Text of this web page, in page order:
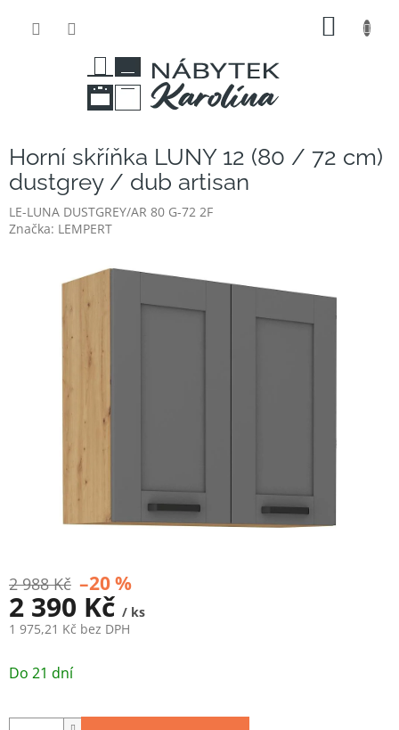
Horní skříňka LUNY 12 (80 / 72 cm)
dustgrey / dub artisan
LE-LUNA DUSTGREY/AR 80 G-72 2F
Značka: LEMPERT
2 988 Kč –20 %
2 390 Kč / ks
1 975,21 Kč bez DPH
cena:
Do 21 dní